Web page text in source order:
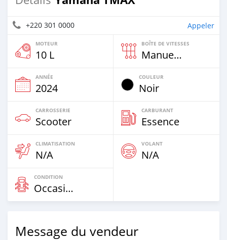
+220 301 0000 Appeler
MOTEUR
10 L
BOÎTE DE VITESSES
Manuelle
ANNÉE
2024
COULEUR
Noir
CARROSSERIE
Scooter
CARBURANT
Essence
CLIMATISATION
N/A
VOLANT
N/A
CONDITION
Occasion
Message du vendeur